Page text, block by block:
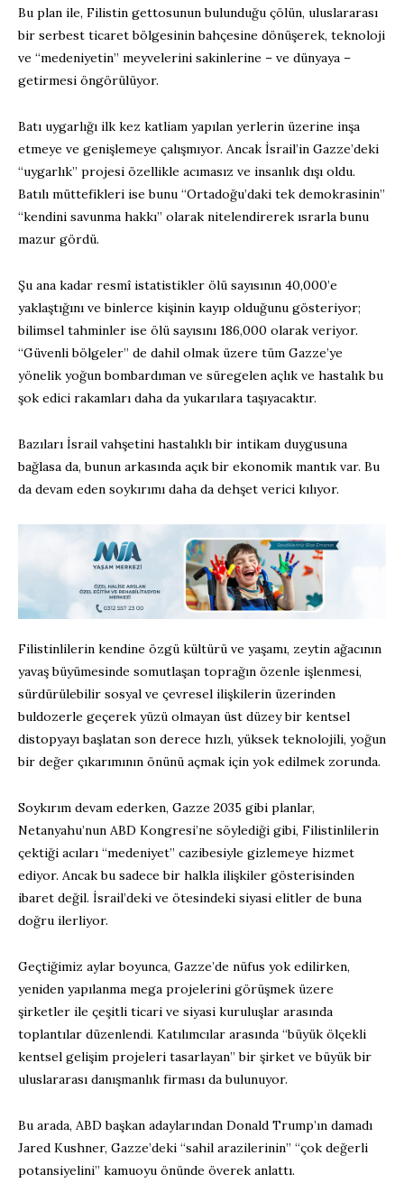
Bu plan ile, Filistin gettosunun bulunduğu çölün, uluslararası
bir serbest ticaret bölgesinin bahçesine dönüşerek, teknoloji
ve “medeniyetin” meyvelerini sakinlerine – ve dünyaya –
getirmesi öngörülüyor.
Batı uygarlığı ilk kez katliam yapılan yerlerin üzerine inşa
etmeye ve genişlemeye çalışmıyor. Ancak İsrail’in Gazze’deki
“uygarlık” projesi özellikle acımasız ve insanlık dışı oldu.
Batılı müttefikleri ise bunu “Ortadoğu’daki tek demokrasinin”
“kendini savunma hakkı” olarak nitelendirerek ısrarla bunu
mazur gördü.
Şu ana kadar resmî istatistikler ölü sayısının 40,000’e
yaklaştığını ve binlerce kişinin kayıp olduğunu gösteriyor;
bilimsel tahminler ise ölü sayısını 186,000 olarak veriyor.
“Güvenli bölgeler” de dahil olmak üzere tüm Gazze’ye
yönelik yoğun bombardıman ve süregelen açlık ve hastalık bu
şok edici rakamları daha da yukarılara taşıyacaktır.
Bazıları İsrail vahşetini hastalıklı bir intikam duygusuna
bağlasa da, bunun arkasında açık bir ekonomik mantık var. Bu
da devam eden soykırımı daha da dehşet verici kılıyor.
Filistinlilerin kendine özgü kültürü ve yaşamı, zeytin ağacının
yavaş büyümesinde somutlaşan toprağın özenle işlenmesi,
sürdürülebilir sosyal ve çevresel ilişkilerin üzerinden
buldozerle geçerek yüzü olmayan üst düzey bir kentsel
distopyayı başlatan son derece hızlı, yüksek teknolojili, yoğun
bir değer çıkarımının önünü açmak için yok edilmek zorunda.
Soykırım devam ederken, Gazze 2035 gibi planlar,
Netanyahu’nun ABD Kongresi’ne söylediği gibi, Filistinlilerin
çektiği acıları “medeniyet” cazibesiyle gizlemeye hizmet
ediyor. Ancak bu sadece bir halkla ilişkiler gösterisinden
ibaret değil. İsrail’deki ve ötesindeki siyasi elitler de buna
doğru ilerliyor.
Geçtiğimiz aylar boyunca, Gazze’de nüfus yok edilirken,
yeniden yapılanma mega projelerini görüşmek üzere
şirketler ile çeşitli ticari ve siyasi kuruluşlar arasında
toplantılar düzenlendi. Katılımcılar arasında “büyük ölçekli
kentsel gelişim projeleri tasarlayan” bir şirket ve büyük bir
uluslararası danışmanlık firması da bulunuyor.
Bu arada, ABD başkan adaylarından Donald Trump’ın damadı
Jared Kushner, Gazze’deki “sahil arazilerinin” “çok değerli
potansiyelini” kamuoyu önünde överek anlattı.